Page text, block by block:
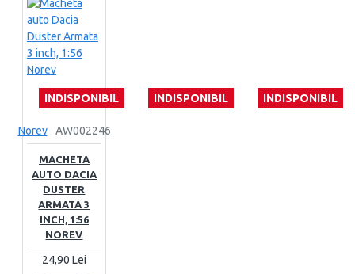
INDISPONIBIL INDISPONIBIL INDISPONIBIL
Norev AW002246
MACHETA
AUTO DACIA
DUSTER
ARMATA 3
INCH, 1:56
NOREV
24,90 Lei